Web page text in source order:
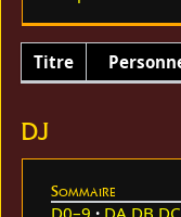
Titre
DJ
Sommaire